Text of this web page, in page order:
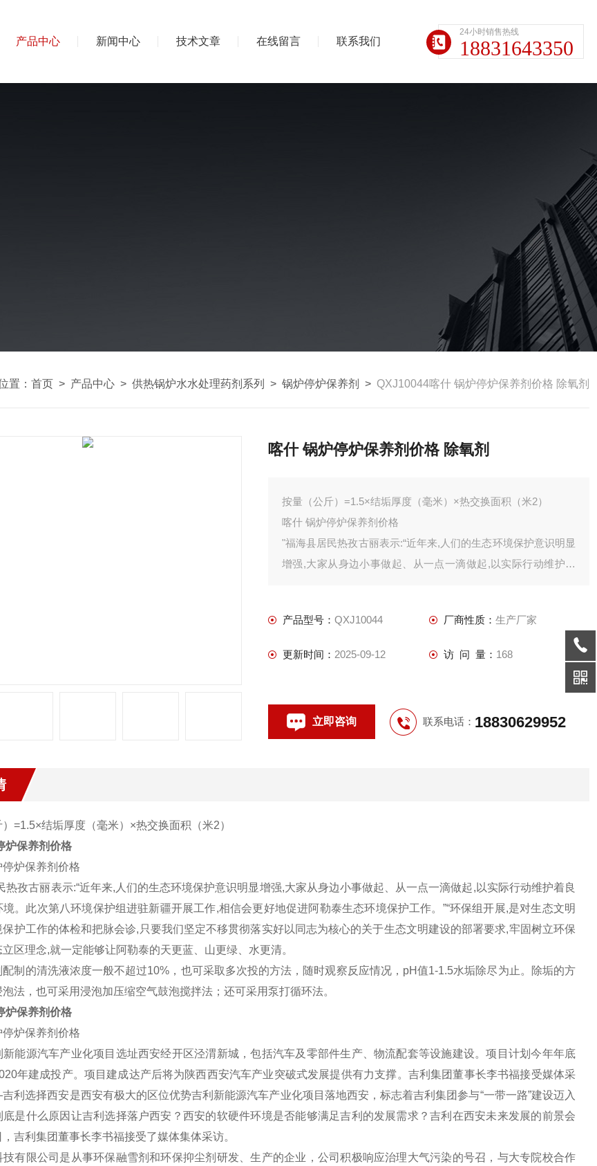
产品中心 新闻中心 技术文章 在线留言 联系我们
24小时销售热线
18831643350
置： 首页 > 产品中心 > 供热锅炉水水处理药剂系列 > 锅炉停炉保养剂 > QXJ10044喀什 锅炉停炉保养剂价格 除氧剂
喀什 锅炉停炉保养剂价格 除氧剂
按量（公斤）=1.5×结垢厚度（毫米）×热交换面积（米2）
喀什 锅炉停炉保养剂价格
"福海县居民热孜古丽表示:“近年来,人们的生态环境保护意识明显
增强,大家从身边小事做起、从一点一滴做起,以实际行动维护着
明建设和环境保护工作的体检和把脉会诊,
产品型号： QXJ10044 厂商性质： 生产厂家
更新时间： 2025-09-12 访 问 量： 168
立即咨询 联系电话： 18830629952
=1.5×结垢厚度（毫米）×热交换面积（米2）
炉保养剂价格
热孜古丽表示:“近年来,人们的生态环境保护意识明显增强,大家从身边小事做起、从一点一滴做起,以实际行动维护着良
。此次第八环境保护组进驻新疆开展工作,相信会更好地促进阿勒泰生态环境保护工作。”“环保组开展,是对生态文明
护工作的体检和把脉会诊,只要我们坚定不移贯彻落实好以同志为核心的关于生态文明建设的部署要求,牢固树立环保
区理念,就一定能够让阿勒泰的天更蓝、山更绿、水更清。
制的清洗液浓度一般不超过10%，也可采取多次投的方法，随时观察反应情况，pH值1-1.5水垢除尽为止。除垢的方
法，也可采用浸泡加压缩空气鼓泡搅拌法；还可采用泵打循环法。
炉保养剂价格
新能源汽车产业化项目选址西安经开区泾渭新城，包括汽车及零部件生产、物流配套等设施建设。项目计划今年年底
年建成投产。项目建成达产后将为陕西西安汽车产业突破式发展提供有力支撑。吉利集团董事长李书福接受媒体采
利选择西安是西安有极大的区位优势吉利新能源汽车产业化项目落地西安，标志着吉利集团参与“一带一路”建设迈入
底是什么原因让吉利选择落户西安？西安的软硬件环境是否能够满足吉利的发展需求？吉利在西安未来发展的前景会
吉利集团董事长李书福接受了媒体集体采访。
技有限公司是从事环保融雪剂和环保抑尘剂研发、生产的企业，公司积极响应治理大气污染的号召，与大专院校合作